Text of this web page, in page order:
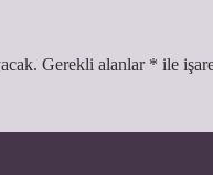
Gerekli alanlar * ile